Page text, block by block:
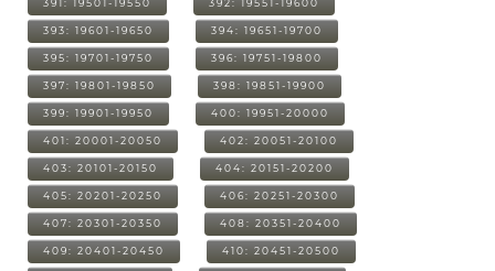
391: 19501-19550 392: 19551-19600
393: 19601-19650 394: 19651-19700
395: 19701-19750 396: 19751-19800
397: 19801-19850 398: 19851-19900
399: 19901-19950 400: 19951-20000
401: 20001-20050 402: 20051-20100
403: 20101-20150 404: 20151-20200
405: 20201-20250 406: 20251-20300
407: 20301-20350 408: 20351-20400
409: 20401-20450 410: 20451-20500